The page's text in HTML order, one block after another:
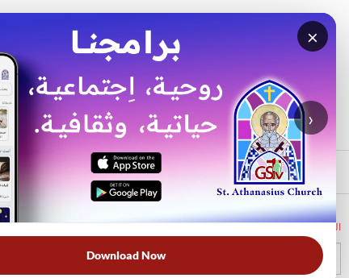
×
›
Download Now
الرئيسية